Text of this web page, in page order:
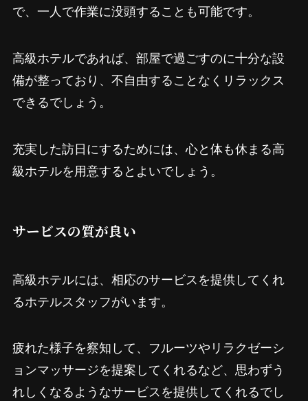
で、一人で作業に没頭することも可能です。
高級ホテルであれば、部屋で過ごすのに十分な設
備が整っており、不自由することなくリラックス
できるでしょう。
充実した訪日にするためには、心と体も休まる高
級ホテルを用意するとよいでしょう。
サービスの質が良い
高級ホテルには、相応のサービスを提供してくれ
るホテルスタッフがいます。
疲れた様子を察知して、フルーツやリラクゼーシ
ョンマッサージを提案してくれるなど、思わずう
れしくなるようなサービスを提供してくれるでし